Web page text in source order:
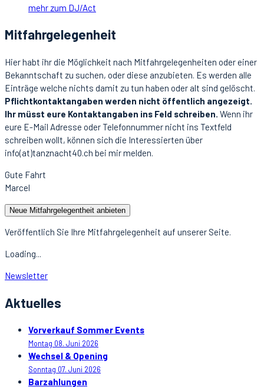
mehr zum DJ/Act
Mitfahrgelegenheit
Hier habt ihr die Möglichkeit nach Mitfahrgelegenheiten oder einer
Bekanntschaft zu suchen, oder diese anzubieten. Es werden alle
Einträge welche nichts damit zu tun haben oder alt sind gelöscht.
Pflichtkontaktangaben werden nicht öffentlich angezeigt.
Ihr müsst eure Kontaktangaben ins Feld schreiben. Wenn ihr
eure E-Mail Adresse oder Telefonnummer nicht ins Textfeld
schreiben wollt, können sich die Interessierten über
info(at)tanznacht40.ch bei mir melden.
Gute Fahrt
Marcel
Neue Mitfahrgelegentheit anbieten
Veröffentlich Sie Ihre Mitfahrgelegenheit auf unserer Seite.
Loading...
Newsletter
Aktuelles
Vorverkauf Sommer Events
Montag 08. Juni 2026
Wechsel & Opening
Sonntag 07. Juni 2026
Barzahlungen